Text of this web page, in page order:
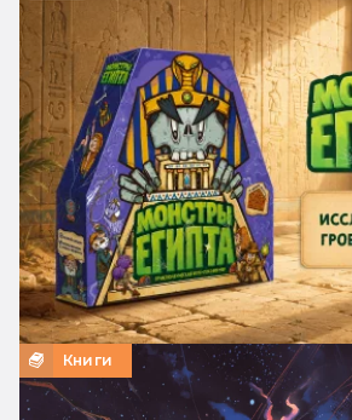
Книги